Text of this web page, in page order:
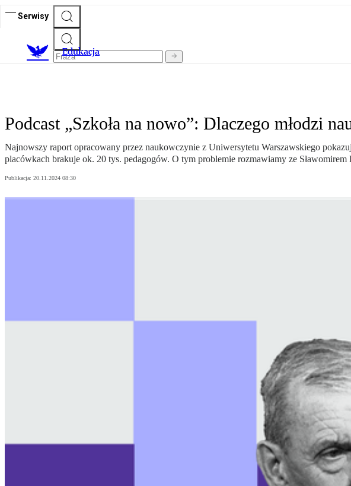
Serwisy
Edukacja
Podcast „Szkoła na nowo”: Dlaczego młodzi
Najnowszy raport opracowany przez naukowczynie z Uniwersytetu Warszawskiego
placówkach brakuje ok. 20 tys. pedagogów. O tym problemie rozmawiamy ze
Publikacja: 20.11.2024 08:30